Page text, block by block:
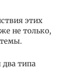
этих
не только,
типа